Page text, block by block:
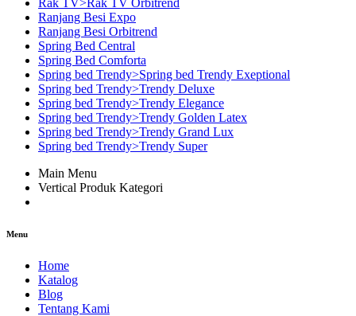
Ranjang Besi Expo
Ranjang Besi Orbitrend
Spring Bed Central
Spring Bed Comforta
Spring bed Trendy>Spring bed Trendy Exeptional
Spring bed Trendy>Trendy Deluxe
Spring bed Trendy>Trendy Elegance
Spring bed Trendy>Trendy Golden Latex
Spring bed Trendy>Trendy Grand Lux
Spring bed Trendy>Trendy Super
Main Menu
Vertical Produk Kategori
Menu
Home
Katalog
Blog
Tentang Kami